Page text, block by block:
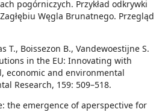
pogórniczych. Przykład odkrywki
Węgla Brunatnego. Przegląd
T., Boissezon B., Vandewoestijne S.
in the EU: Innovating with
economic and environmental
Research, 159: 509–518.
the emergence of aperspective for